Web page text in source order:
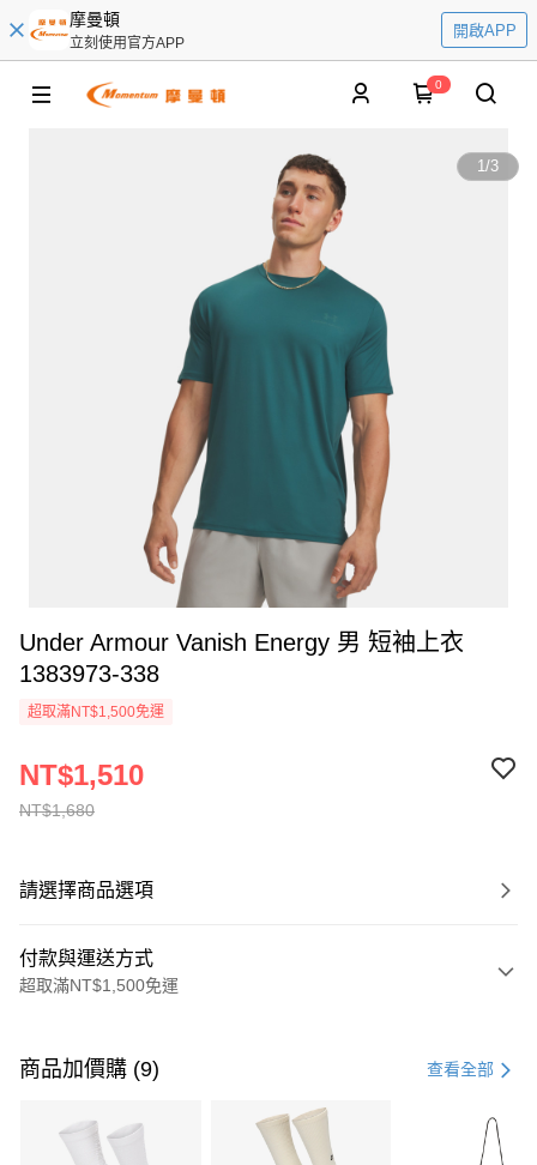
摩曼頓
立刻使用官方APP
開啟APP
0
1/3
Under Armour Vanish Energy 男 短袖上衣
1383973-338
超取滿NT$1,500免運
NT$1,680
NT$1,510
請選擇商品選項
付款與運送方式
超取滿NT$1,500免運
信用卡一次付款
3 期 0 利率 每期 21家銀行
商品加價購 (9) 查看全部